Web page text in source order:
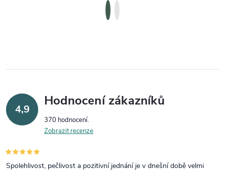
4,9
Hodnocení zákazníků
370 hodnocení
Zobrazit recenze
Spolehlivost, pečlivost a pozitivní jednání je v dnešní době velmi